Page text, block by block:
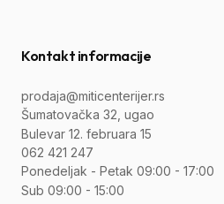
Kontakt informacije
prodaja@miticenterijer.rs
Šumatovačka 32, ugao
Bulevar 12. februara 15
062 421 247
Ponedeljak - Petak 09:00 - 17:00
Sub 09:00 - 15:00